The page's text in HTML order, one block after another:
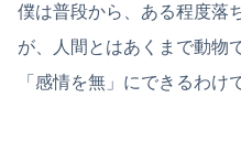
僕は普段から、ある程度落
が、人間とはあくまで動物
「感情を無」にできるわけ